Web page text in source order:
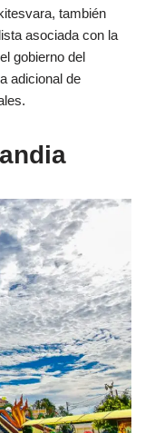
también
asociada con la
gobierno del
adicional de